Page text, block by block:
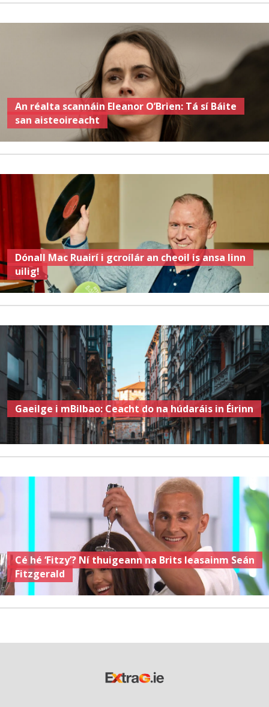
An réalta scannáin Eleanor O’Brien: Tá sí Báite
san aisteoireacht
Dónall Mac Ruairí i gcroílár an cheoil is ansa linn
uilig!
Gaeilge i mBilbao: Ceacht do na húdaráis in Éirinn
Cé hé ‘Fitzy’? Ní thuigeann na Brits leasainm Seán
Fitzgerald